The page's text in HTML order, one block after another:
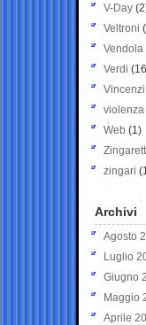
V-Day
Veltroni
Vendola
Verdi
Vincenzi
Web (1)
zingari
Archivi
Agosto
Luglio
Giugno
Maggio
Aprile